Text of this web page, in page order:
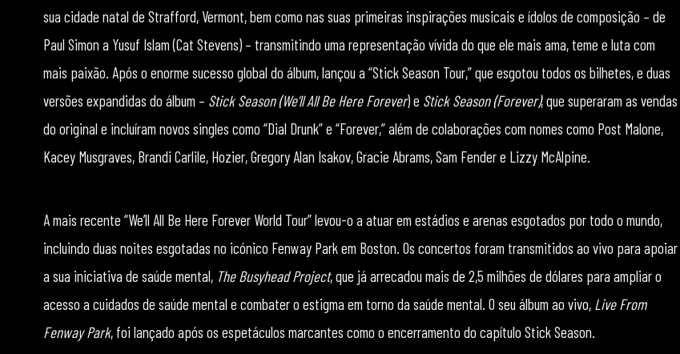
sua cidade natal de Strafford, Vermont, bem como nas suas primeiras inspirações musicais e ídolos de composição – de
Paul Simon a Yusuf Islam (Cat Stevens) – transmitindo uma representação vívida do que ele mais ama, teme e luta com
mais paixão. Após o enorme sucesso global do álbum, lançou a “Stick Season Tour,” que esgotou todos os bilhetes, e duas
versões expandidas do álbum – Stick Season (We’ll All Be Here Forever) e Stick Season (Forever), que superaram as vendas
do original e incluíram novos singles como “Dial Drunk” e “Forever,” além de colaborações com nomes como Post Malone,
Kacey Musgraves, Brandi Carlile, Hozier, Gregory Alan Isakov, Gracie Abrams, Sam Fender e Lizzy McAlpine.
A mais recente “We’ll All Be Here Forever World Tour” levou-o a atuar em estádios e arenas esgotados por todo o mundo,
incluindo duas noites esgotadas no icónico Fenway Park em Boston. Os concertos foram transmitidos ao vivo para apoiar
a sua iniciativa de saúde mental, The Busyhead Project, que já arrecadou mais de 2,5 milhões de dólares para ampliar o
acesso a cuidados de saúde mental e combater o estigma em torno da saúde mental. O seu álbum ao vivo, Live From
Fenway Park, foi lançado após os espetáculos marcantes como o encerramento do capítulo Stick Season.